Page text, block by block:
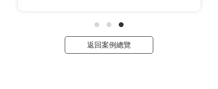
返回案例總覽